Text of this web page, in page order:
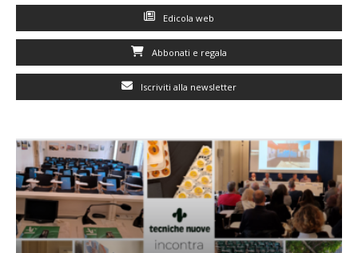
Edicola web
Abbonati e regala
Iscriviti alla newsletter